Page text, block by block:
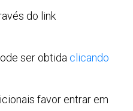
do link
ser obtida clicando
favor entrar em